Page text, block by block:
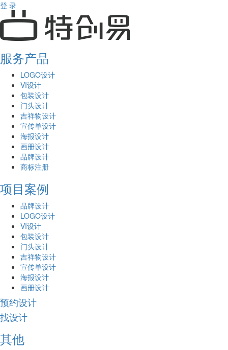
登 录
服务产品
LOGO设计
VI设计
包装设计
门头设计
吉祥物设计
宣传单设计
海报设计
画册设计
品牌设计
商标注册
项目案例
品牌设计
LOGO设计
VI设计
包装设计
门头设计
吉祥物设计
宣传单设计
海报设计
画册设计
预约设计
找设计
其他